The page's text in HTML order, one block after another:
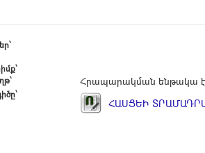
Հրապարակման ենթակա է
ՀԱՍՑԵԻ